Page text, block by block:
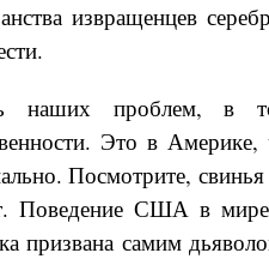
извращенцев
наших проблем, в
Это в
Посмотрите,
Поведение США в мире
призвана самим